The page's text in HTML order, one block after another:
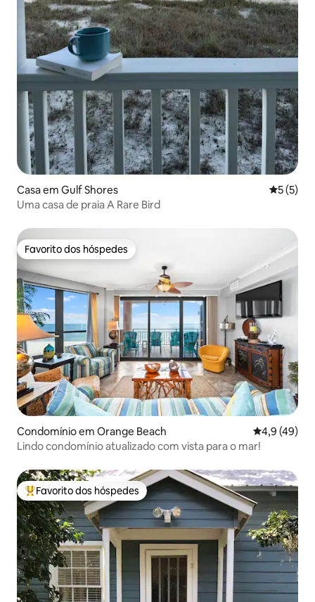
Casa em Gulf Shores
5 (5)
Uma casa de praia A Rare Bird
Favorito dos hóspedes
Favorito dos hóspedes
Condomínio em Orange Beach
4,9 (49)
Lindo condomínio atualizado com vista para o mar!
Favoritos dos hóspedes mais apreciados
Favorito dos hóspedes